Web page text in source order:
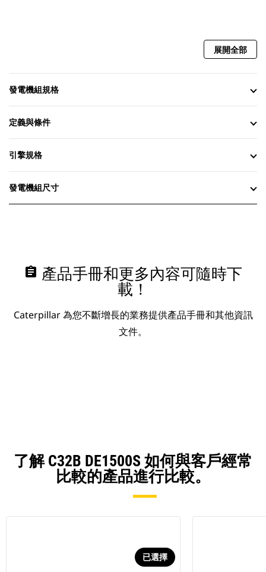
展開全部
發電機組規格
定義與條件
引擎規格
發電機組尺寸
assignment 產品手冊和更多內容可隨時下
載！
Caterpillar 為您不斷增長的業務提供產品手冊和其他資訊
文件。
了解 C32B DE1500S 如何與客戶經常
比較的產品進行比較。
已選擇